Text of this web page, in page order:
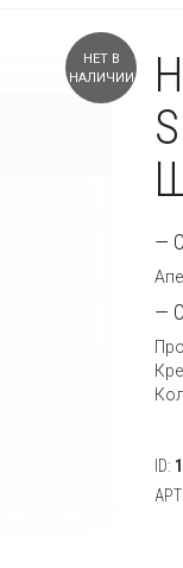
НЕТ В
НАЛИЧИИ
—
—
ID: